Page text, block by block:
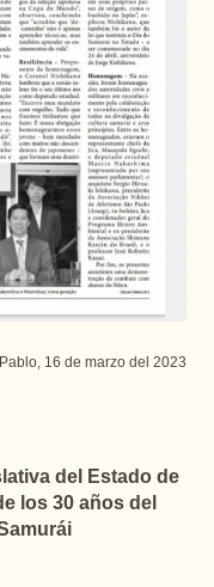
16 de marzo del 2023
del Estado de
los 30 años del